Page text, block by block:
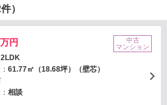
）
円
2LDK
61.77㎡（18.68坪）（壁芯）
相談
中古
マンション